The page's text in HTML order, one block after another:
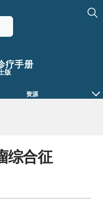
疗手册
版
资源
综合征